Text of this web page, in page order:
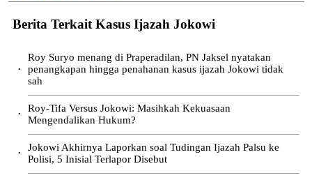
Berita Terkait Kasus Ijazah Jokowi
•
Roy Suryo menang di Praperadilan, PN Jaksel nyatakan
penangkapan hingga penahanan kasus ijazah Jokowi tidak
sah
•
Roy-Tifa Versus Jokowi: Masihkah Kekuasaan
Mengendalikan Hukum?
•
Jokowi Akhirnya Laporkan soal Tudingan Ijazah Palsu ke
Polisi, 5 Inisial Terlapor Disebut